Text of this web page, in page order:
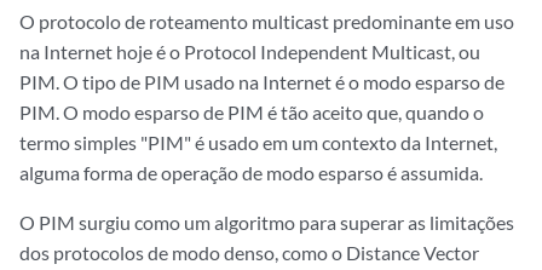
O protocolo de roteamento multicast predominante em uso
na Internet hoje é o Protocol Independent Multicast, ou
PIM. O tipo de PIM usado na Internet é o modo esparso de
PIM. O modo esparso de PIM é tão aceito que, quando o
termo simples "PIM" é usado em um contexto da Internet,
alguma forma de operação de modo esparso é assumida.
O PIM surgiu como um algoritmo para superar as limitações
dos protocolos de modo denso, como o Distance Vector